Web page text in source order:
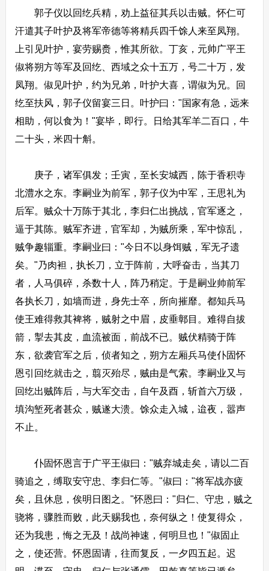
郭子仪以回纥兵精，劝上益征其兵以击贼。怀仁可
汗遣其子叶护及将军帝德等将精兵四千馀人来至凤翔。
上引见叶护，宴劳赐赉，惟其所欲。丁亥，元帅广平王
俶将朔方等军及回纥、西域之众十五万，号二十万，发
凤翔。俶见叶护，约为兄弟，叶护大喜，谓俶为兄。回
纥至扶风，郭子仪留宴三日。叶护曰："国家有急，远来
相助，何以食为！"宴毕，即行。日给其军羊二百口，牛
二十头，米四十斛。
庚子，诸军俱发；壬寅，至长安城西，陈于香积寺
北澧水之东。李嗣业为前军，郭子仪为中军，王思礼为
后军。贼众十万陈于其北，李归仁出挑战，官军逐之，
逼于其陈。贼军齐进，官军却，为贼所乘，军中惊乱，
贼争趣辎重。李嗣业曰："今日不以身饵贼，军无孑遗
矣。"乃肉袒，执长刀，立于阵前，大呼奋击，当其刀
者，人马俱碎，杀数十人，阵乃稍定。于是嗣业帅前军
各执长刀，如墙而进，身先士卒，所向摧靡。都知兵马
使王难得救其裨将，贼射之中眉，皮垂鄣目。难得自拔
箭，掣去其皮，血流被面，前战不已。贼伏精骑于阵
东，欲袭官军之后，侦者知之，朔方左厢兵马使仆固怀
恩引回纥就击之，翦灭殆尽，贼由是气索。李嗣业又与
回纥出贼阵后，与大军交击，自午及酉，斩首六万级，
填沟堑死者甚众，贼遂大溃。馀众走入城，迨夜，嚣声
不止。
仆固怀恩言于广平王俶曰："贼弃城走矣，请以二百
骑追之，缚取安守忠、李归仁等。"俶曰："将军战亦疲
矣，且休息，俟明日图之。"怀恩曰："归仁、守忠，贼之
骁将，骤胜而败，此天赐我也，奈何纵之！使复得众，
还为我患，悔之无及！战尚神速，何明旦也！"俶固止
之，使还营。怀恩固请，往而复反，一夕四五起。迟